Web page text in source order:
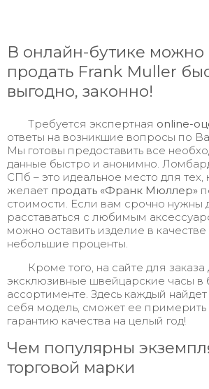
В онлайн-бутике можно
продать Frank Muller
выгодно, законно!
Требуется экспертная online-
ответы на возникшие вопросы по
Мы готовы предоставить все
данные быстро и анонимно.
СПб – это идеальное место для тех,
желает продать «Франк Мюллер»
стоимости. Если вам срочно нужны
расставаться с любимым
можно оставить изделие в качестве
небольшие проценты.
Кроме того, на сайте для заказа
эксклюзивные швейцарские часы в
ассортименте. Здесь каждый
себя модель, сможет ее примерить
гарантию качества на целый год!
Чем популярны
торговой марки